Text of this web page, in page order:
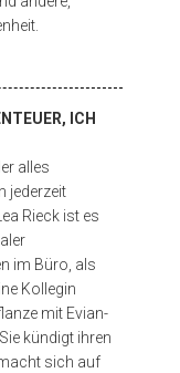
ICH
alles
jederzeit
Rieck ist es
im Büro, als
Kollegin
mit Evian-
kündigt ihren
sich auf